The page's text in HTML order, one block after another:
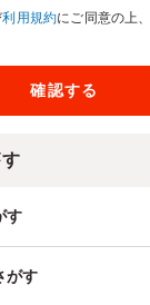
利用規約にご同意の上
す
がす